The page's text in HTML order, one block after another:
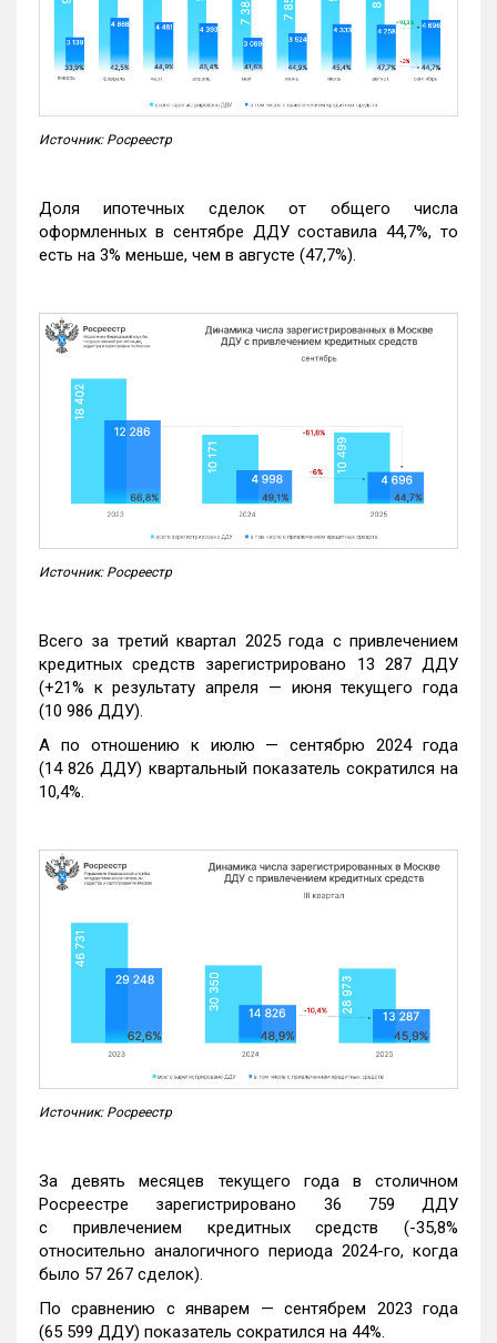
Источник: Росреестр
Доля ипотечных сделок от общего числа
оформленных в сентябре ДДУ составила 44,7%, то
есть на 3% меньше, чем в августе (47,7%).
Источник: Росреестр
Всего за третий квартал 2025 года с привлечением
кредитных средств зарегистрировано 13 287 ДДУ
(+21% к результату апреля — июня текущего года
(10 986 ДДУ).
А по отношению к июлю — сентябрю 2024 года
(14 826 ДДУ) квартальный показатель сократился на
10,4%.
Источник: Росреестр
За девять месяцев текущего года в столичном
Росреестре зарегистрировано 36 759 ДДУ
с привлечением кредитных средств (-35,8%
относительно аналогичного периода 2024-го, когда
было 57 267 сделок).
По сравнению с январем — сентябрем 2023 года
(65 599 ДДУ) показатель сократился на 44%.